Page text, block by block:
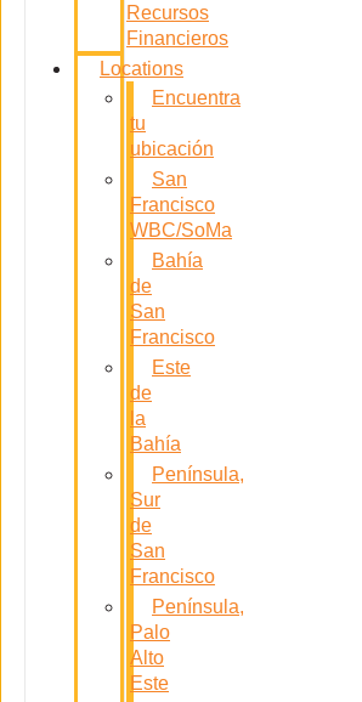
Recursos
Financieros
Locations
Encuentra
tu
ubicación
San
Francisco
WBC/SoMa
Bahía
de
San
Francisco
Este
de
la
Bahía
Península,
Sur
de
San
Francisco
Península,
Palo
Alto
Este